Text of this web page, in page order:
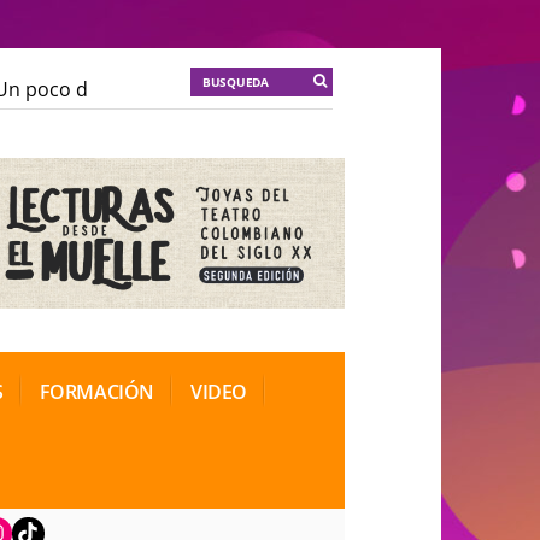
poco de locura para la cordura
Soma
Soma
de Teatro Rosa
FORMACIÓN VIDEO
TikTok